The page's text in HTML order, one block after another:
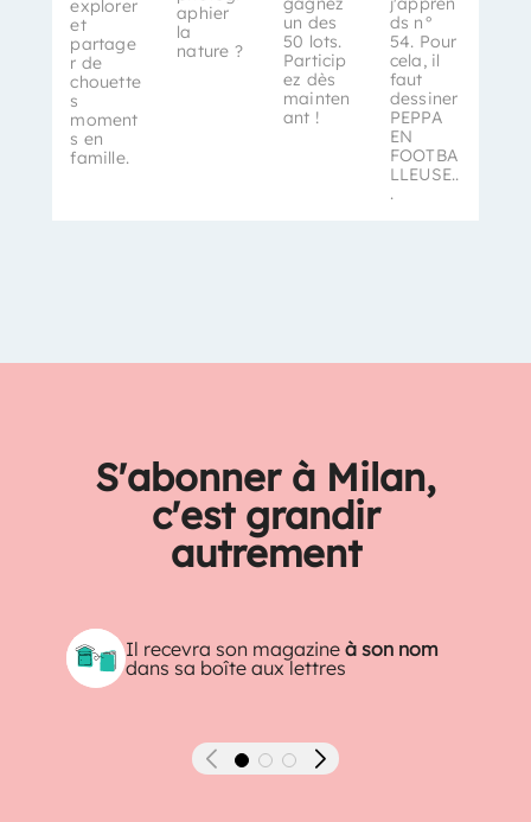
explorer
et
partage
r de
chouette
s
moment
s en
famille.
aphier
la
nature ?
un des
50 lots.
Particip
ez dès
mainten
ant !
ds n°
54. Pour
cela, il
faut
dessiner
PEPPA
EN
FOOTBA
LLEUSE..
.
S'abonner à Milan,
c'est grandir
autrement
Il recevra son magazineà son nom
dans sa boîte aux lettres
Précédent Suivant